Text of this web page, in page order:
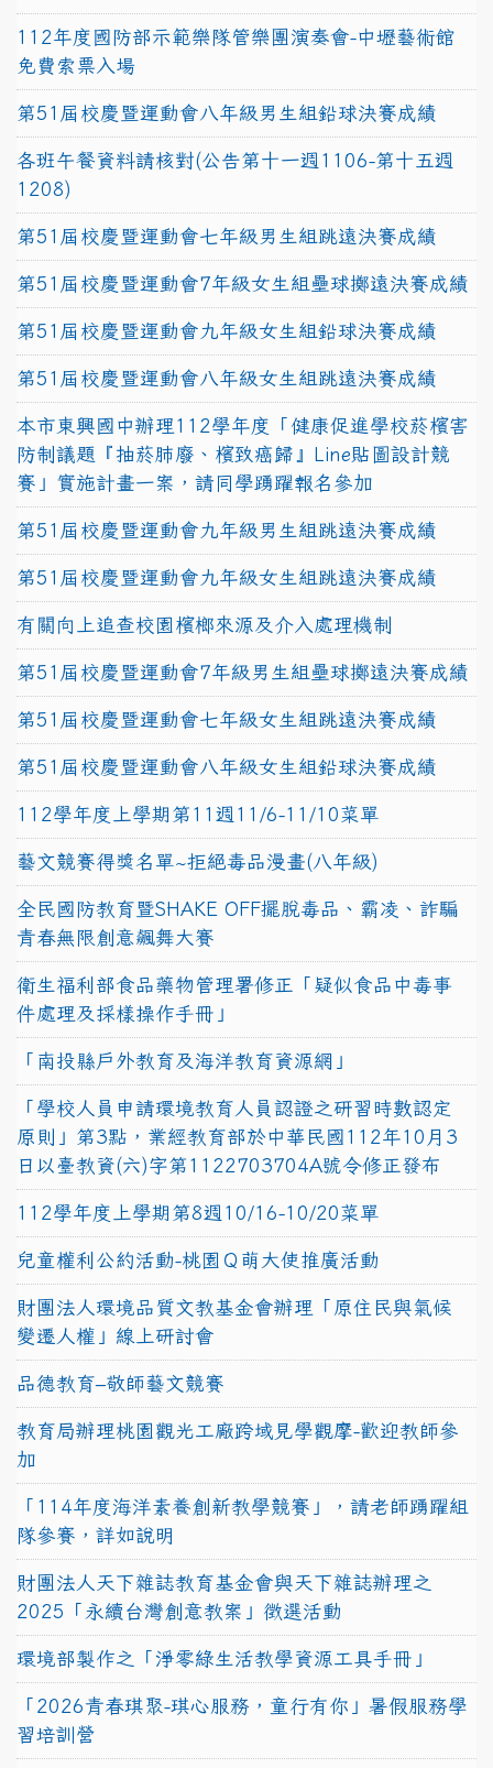
112年度國防部示範樂隊管樂團演奏會-中壢藝術館
免費索票入場
第51屆校慶暨運動會八年級男生組鉛球決賽成績
各班午餐資料請核對(公告第十一週1106-第十五週
1208)
第51屆校慶暨運動會七年級男生組跳遠決賽成績
第51屆校慶暨運動會7年級女生組壘球擲遠決賽成績
第51屆校慶暨運動會九年級女生組鉛球決賽成績
第51屆校慶暨運動會八年級女生組跳遠決賽成績
本市東興國中辦理112學年度「健康促進學校菸檳害
防制議題『抽菸肺廢、檳致癌歸』Line貼圖設計競
賽」實施計畫一案，請同學踴躍報名參加
第51屆校慶暨運動會九年級男生組跳遠決賽成績
第51屆校慶暨運動會九年級女生組跳遠決賽成績
有關向上追查校園檳榔來源及介入處理機制
第51屆校慶暨運動會7年級男生組壘球擲遠決賽成績
第51屆校慶暨運動會七年級女生組跳遠決賽成績
第51屆校慶暨運動會八年級女生組鉛球決賽成績
112學年度上學期第11週11/6-11/10菜單
藝文競賽得獎名單~拒絕毒品漫畫(八年級)
全民國防教育暨SHAKE OFF擺脫毒品、霸凌、詐騙
青春無限創意飆舞大賽
衛生福利部食品藥物管理署修正「疑似食品中毒事
件處理及採樣操作手冊」
「南投縣戶外教育及海洋教育資源網」
「學校人員申請環境教育人員認證之研習時數認定
原則」第3點，業經教育部於中華民國112年10月3
日以臺教資(六)字第1122703704A號令修正發布
112學年度上學期第8週10/16-10/20菜單
兒童權利公約活動-桃園Ｑ萌大使推廣活動
財團法人環境品質文教基金會辦理「原住民與氣候
變遷人權」線上研討會
品德教育–敬師藝文競賽
教育局辦理桃園觀光工廠跨域見學觀摩-歡迎教師參
加
「114年度海洋素養創新教學競賽」，請老師踴躍組
隊參賽，詳如說明
財團法人天下雜誌教育基金會與天下雜誌辦理之
2025「永續台灣創意教案」徵選活動
環境部製作之「淨零綠生活教學資源工具手冊」
「2026青春琪聚-琪心服務，童行有你」暑假服務學
習培訓營